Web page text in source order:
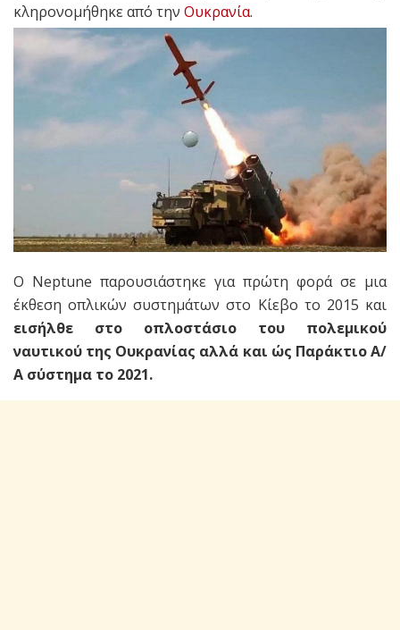
κληρονομήθηκε από την Ουκρανία.
Ο Neptune παρουσιάστηκε για πρώτη φορά σε μια
έκθεση οπλικών συστημάτων στο Κίεβο το 2015 και
εισήλθε στο οπλοστάσιο του πολεμικού
ναυτικού της Ουκρανίας αλλά και ώς Παράκτιο Α/
Α σύστημα το 2021.